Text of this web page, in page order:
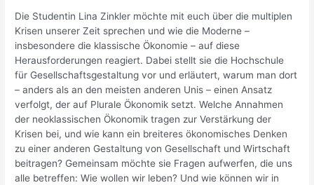
Die Studentin Lina Zinkler möchte mit euch über die multiplen
Krisen unserer Zeit sprechen und wie die Moderne –
insbesondere die klassische Ökonomie – auf diese
Herausforderungen reagiert. Dabei stellt sie die Hochschule
für Gesellschaftsgestaltung vor und erläutert, warum man dort
– anders als an den meisten anderen Unis – einen Ansatz
verfolgt, der auf Plurale Ökonomik setzt. Welche Annahmen
der neoklassischen Ökonomik tragen zur Verstärkung der
Krisen bei, und wie kann ein breiteres ökonomisches Denken
zu einer anderen Gestaltung von Gesellschaft und Wirtschaft
beitragen? Gemeinsam möchte sie Fragen aufwerfen, die uns
alle betreffen: Wie wollen wir leben? Und wie können wir in